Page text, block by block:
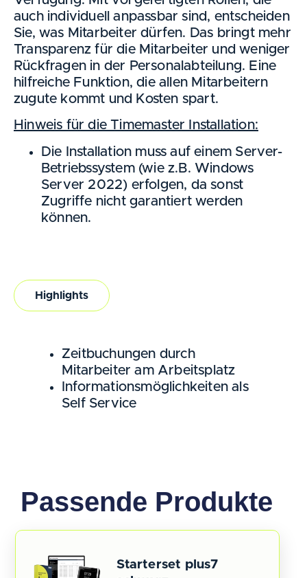
auch individuell anpassbar sind, entscheiden
Sie, was Mitarbeiter dürfen. Das bringt mehr
Transparenz für die Mitarbeiter und weniger
Rückfragen in der Personalabteilung. Eine
hilfreiche Funktion, die allen Mitarbeitern
zugute kommt und Kosten spart.
Hinweis für die Timemaster Installation:
Die Installation muss auf einem Server-
Betriebssystem (wie z.B. Windows
Server 2022) erfolgen, da sonst
Zugriffe nicht garantiert werden
können.
Highlights
Zeitbuchungen durch
Mitarbeiter am Arbeitsplatz
Informationsmöglichkeiten als
Self Service
Passende Produkte
Starterset plus7